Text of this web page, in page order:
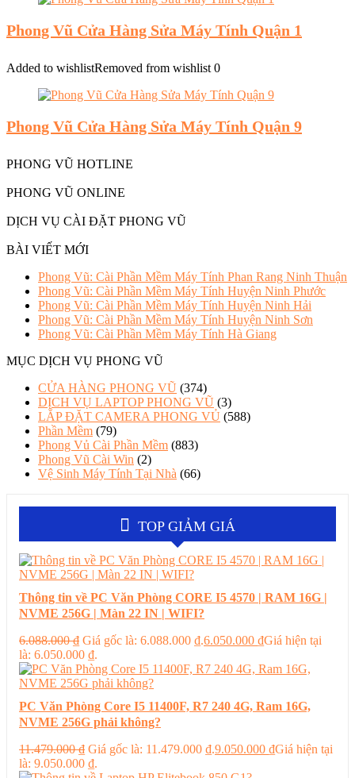
Phong Vũ Cửa Hàng Sửa Máy Tính Quận 1
Added to wishlistRemoved from wishlist 0
Phong Vũ Cửa Hàng Sửa Máy Tính Quận 9
PHONG VŨ HOTLINE
PHONG VŨ ONLINE
DỊCH VỤ CÀI ĐẶT PHONG VŨ
BÀI VIẾT MỚI
Phong Vũ: Cài Phần Mềm Máy Tính Phan Rang Ninh Thuận
Phong Vũ: Cài Phần Mềm Máy Tính Huyện Ninh Phước
Phong Vũ: Cài Phần Mềm Máy Tính Huyện Ninh Hải
Phong Vũ: Cài Phần Mềm Máy Tính Huyện Ninh Sơn
Phong Vũ: Cài Phần Mềm Máy Tính Hà Giang
MỤC DỊCH VỤ PHONG VŨ
CỬA HÀNG PHONG VŨ (374)
DỊCH VỤ LAPTOP PHONG VŨ (3)
LẮP ĐẶT CAMERA PHONG VỦ (588)
Phần Mềm (79)
Phong Vủ Cài Phần Mềm (883)
Phong Vũ Cài Win (2)
Vệ Sinh Máy Tính Tại Nhà (66)
TOP GIẢM GIÁ
Thông tin về PC Văn Phòng CORE I5 4570 | RAM 16G |
NVME 256G | Màn 22 IN | WIFI?
6.088.000₫ Giá gốc là: 6.088.000 ₫.6.050.000 ₫Giá hiện tại
là: 6.050.000 ₫.
PC Văn Phòng Core I5 11400F, R7 240 4G, Ram 16G,
NVME 256G phải không?
11.479.000₫ Giá gốc là: 11.479.000 ₫.9.050.000 ₫Giá hiện tại
là: 9.050.000 ₫.